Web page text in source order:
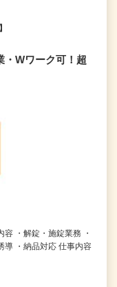
・Wワーク可！超
・解錠・施錠業務 ・
導 ・納品対応 仕事内容